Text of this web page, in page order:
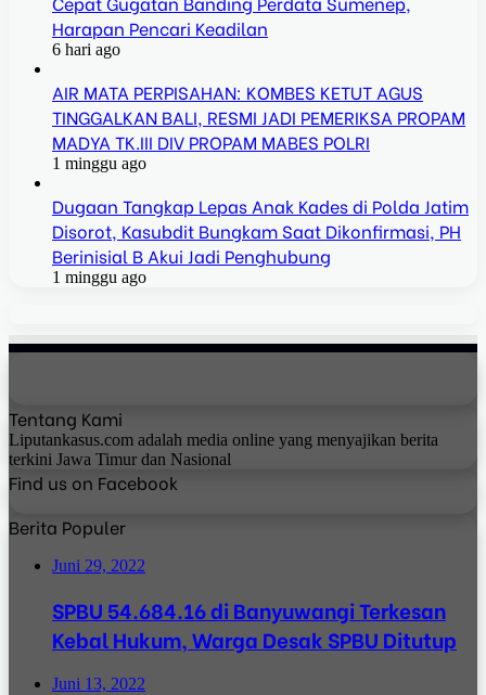
Harapan Pencari Keadilan
6 hari ago
AIR MATA PERPISAHAN: KOMBES KETUT AGUS
TINGGALKAN BALI, RESMI JADI PEMERIKSA PROPAM
MADYA TK.III DIV PROPAM MABES POLRI
1 minggu ago
Dugaan Tangkap Lepas Anak Kades di Polda Jatim
Disorot, Kasubdit Bungkam Saat Dikonfirmasi, PH
Berinisial B Akui Jadi Penghubung
1 minggu ago
Tentang Kami
Liputankasus.com adalah media online yang menyajikan berita
terkini Jawa Timur dan Nasional
Find us on Facebook
Berita Populer
Juni 29, 2022
SPBU 54.684.16 di Banyuwangi Terkesan
Kebal Hukum, Warga Desak SPBU Ditutup
Juni 13, 2022